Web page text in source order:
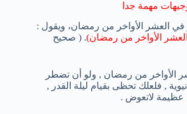
مهمة جدا
في العشر الأواخر من رمضان، ويقول :
العشر الأواخر من رمضان). ( صحيح
الأواخر من رمضان , ولو أن تضطر
, فلعلك تحظى بقيام ليلة القدر ,
عظيمة لاتعوض .